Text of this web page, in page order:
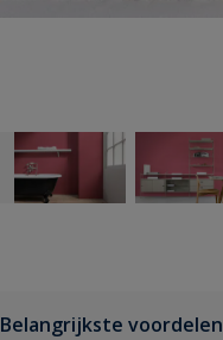
Belangrijkste voordelen